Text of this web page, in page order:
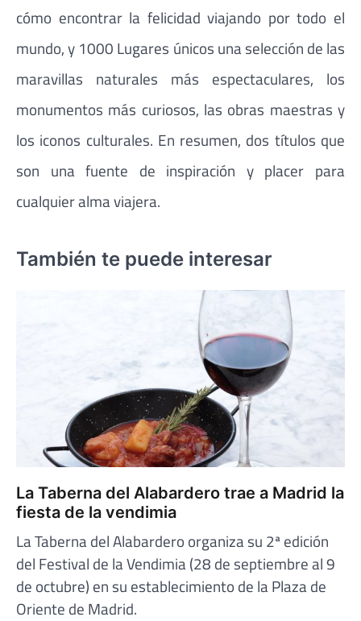
cómo encontrar la felicidad viajando por todo el
mundo, y 1000 Lugares únicos una selección de las
maravillas naturales más espectaculares, los
monumentos más curiosos, las obras maestras y
los iconos culturales. En resumen, dos títulos que
son una fuente de inspiración y placer para
cualquier alma viajera.
También te puede interesar
La Taberna del Alabardero trae a Madrid la
fiesta de la vendimia
La Taberna del Alabardero organiza su 2ª edición
del Festival de la Vendimia (28 de septiembre al 9
de octubre) en su establecimiento de la Plaza de
Oriente de Madrid.